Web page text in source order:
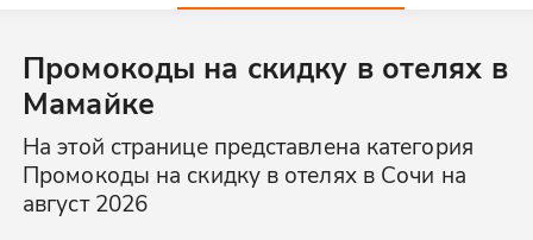
Промокоды на скидку в отелях в
Мамайке
На этой странице представлена категория
Промокоды на скидку в отелях в Сочи на
август 2026